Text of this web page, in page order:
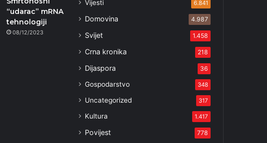
“udarac” mRNA
tehnologiji
08/12/2023
Vijesti 6.841
Domovina 4.987
Svijet 1.458
Crna kronika 218
Dijaspora 36
Gospodarstvo 348
Uncategorized 317
Kultura 1.417
Povijest 778